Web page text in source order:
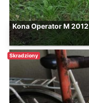
Kona Operator M 2012
Skradziony